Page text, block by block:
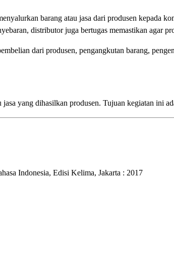
barang atau jasa dari produsen kepada
distributor juga bertugas memastikan agar
dari produsen, pengangkutan barang,
yang dihasilkan produsen. Tujuan kegiatan ini
Indonesia, Edisi Kelima, Jakarta : 2017